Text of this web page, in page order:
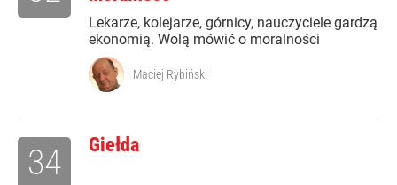
Lekarze, kolejarze, górnicy, nauczyciele gardzą
ekonomią. Wolą mówić o moralności
Maciej Rybiński
Giełda
34